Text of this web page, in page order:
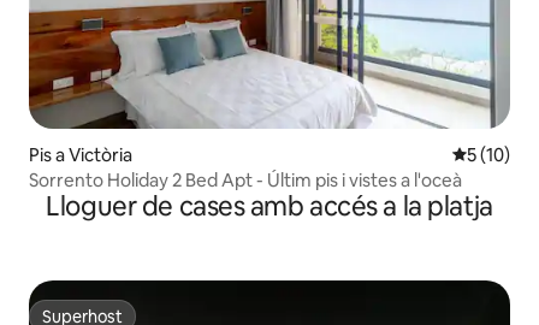
Pis a Victòria 5 de
5 (10)
Sorrento Holiday 2 Bed Apt - Últim pis i vistes a l'oceà
Lloguer de cases amb accés a la platja
Superhost